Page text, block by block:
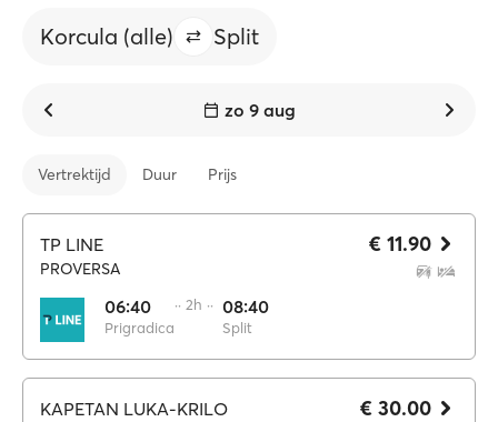
Korcula (alle) Split
zo 9 aug
Vertrektijd Duur Prijs
TP LINE
PROVERSA
06:40
Prigradica
·· 2h ·· 08:40
Split
€ 11.90
KAPETAN LUKA-KRILO € 30.00